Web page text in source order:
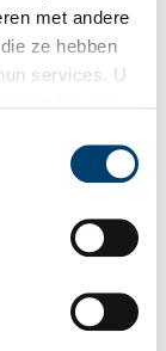
met andere
ze hebben
services. U
aan
Nederland.
de stijlkamers